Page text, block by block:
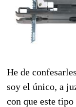
He de
soy el único, a
con que este